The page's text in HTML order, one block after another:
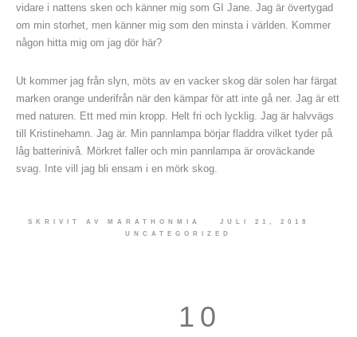
vidare i nattens sken och känner mig som GI Jane. Jag är övertygad
om min storhet, men känner mig som den minsta i världen. Kommer
någon hitta mig om jag dör här?
Ut kommer jag från slyn, möts av en vacker skog där solen har färgat
marken orange underifrån när den kämpar för att inte gå ner. Jag är ett
med naturen. Ett med min kropp. Helt fri och lycklig. Jag är halvvägs
till Kristinehamn. Jag är. Min pannlampa börjar fladdra vilket tyder på
låg batterinivå. Mörkret faller och min pannlampa är oroväckande
svag. Inte vill jag bli ensam i en mörk skog.
SKRIVIT AV MARATHONMIA
JULI 21, 2018
UNCATEGORIZED
10